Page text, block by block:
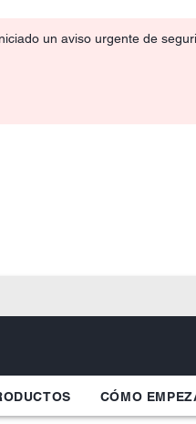
un aviso urgente de
CÓMO